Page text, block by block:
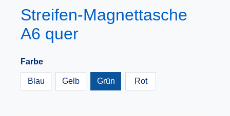
Streifen-Magnettasche
A6 quer
Farbe
Blau Gelb Grün Rot